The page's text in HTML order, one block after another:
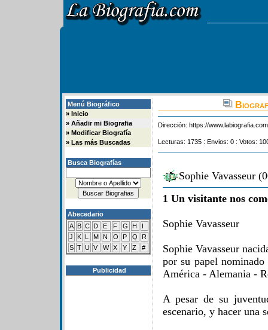
Menú Biográfico
» Inicio
» Añadir mi Biografia
» Modificar Biografía
» Las más Buscadas
Busca Biografías
Abecedario
A B C D E F G H
I
J
K L M N O P Q
R
S T U V W X Y Z #
Publicidad
Dirección: https://
Lecturas: 1735 : Envios: 0 : Votos:
Sophie Vavasseur
1 Un visitante nos
Sophie Vavasseur
Sophie Vavasseur
por su papel
América - Alemania -
A pesar de su
escenario, y hacer una